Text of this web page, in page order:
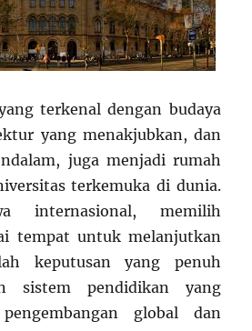
terkenal dengan budaya
yang menakjubkan, dan
juga menjadi rumah
terkemuka di dunia.
internasional, memilih
tempat untuk melanjutkan
keputusan yang penuh
sistem pendidikan yang
global dan